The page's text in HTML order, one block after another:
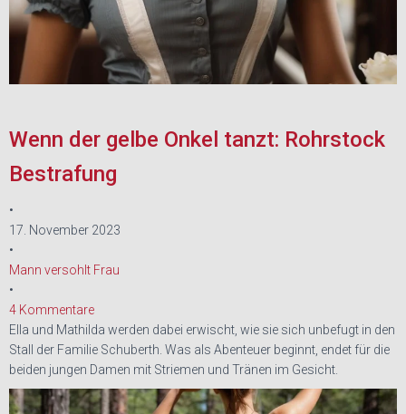
Wenn der gelbe Onkel tanzt: Rohrstock
Bestrafung
•
17. November 2023
•
Mann versohlt Frau
•
4 Kommentare
Ella und Mathilda werden dabei erwischt, wie sie sich unbefugt in den
Stall der Familie Schuberth. Was als Abenteuer beginnt, endet für die
beiden jungen Damen mit Striemen und Tränen im Gesicht.